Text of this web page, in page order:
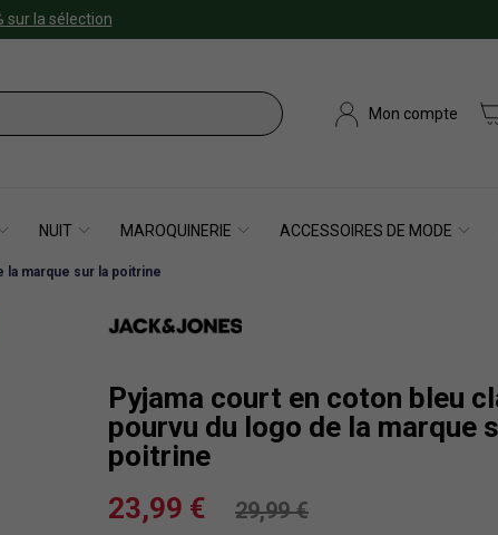
sur la sélection
Mon compte
NUIT MAROQUINERIE ACCESSOIRES DE MODE
la marque sur la poitrine
Pyjama court en coton bleu
pourvu du logo de la marque
poitrine
23,99 €
29,99 €